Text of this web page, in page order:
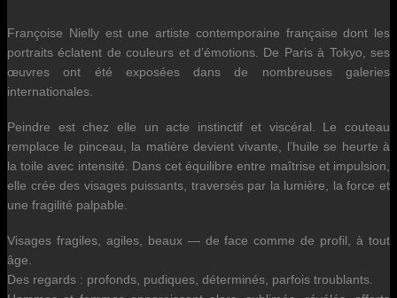
Françoise Nielly est une artiste contemporaine française dont les
portraits éclatent de couleurs et d’émotions. De Paris à Tokyo, ses
œuvres ont été exposées dans de nombreuses galeries
internationales.
Peindre est chez elle un acte instinctif et viscéral. Le couteau
remplace le pinceau, la matière devient vivante, l’huile se heurte à
la toile avec intensité. Dans cet équilibre entre maîtrise et impulsion,
elle crée des visages puissants, traversés par la lumière, la force et
une fragilité palpable.
Visages fragiles, agiles, beaux — de face comme de profil, à tout
âge.
Des regards : profonds, pudiques, déterminés, parfois troublants.